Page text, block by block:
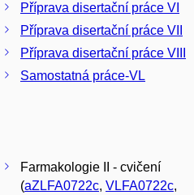
Příprava disertační práce VI
Příprava disertační práce VII
Příprava disertační práce VIII
Samostatná práce-VL
Farmakologie II - cvičení
(aZLFA0722c, VLFA0722c,